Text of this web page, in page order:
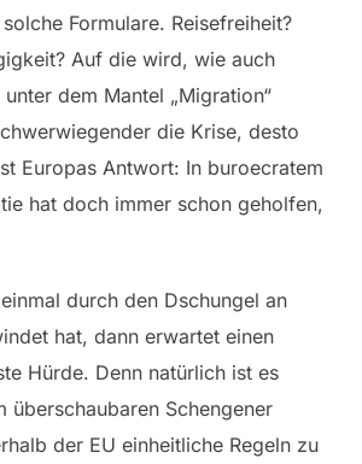
Formulare. Reisefreiheit?
Auf die wird, wie auch
dem Mantel „Migration“
die Krise, desto
Europas Antwort: In buroecratem
hat doch immer schon geholfen,
durch den Dschungel an
hat, dann erwartet einen
Hürde. Denn natürlich ist es
überschaubaren Schengener
der EU einheitliche Regeln zu